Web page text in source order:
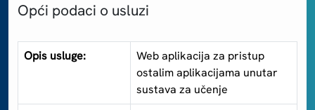
Za matične ustanove
O sustavu
Kontakt
Opći podaci o usluzi
Opis usluge:
Web aplikacija za pristup
ostalim aplikacijama unutar
sustava za učenje